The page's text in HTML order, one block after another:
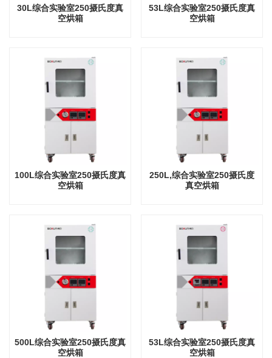
30L综合实验室250摄氏度真
空烘箱
53L综合实验室250摄氏度真
空烘箱
100L综合实验室250摄氏度真
空烘箱
250L,综合实验室250摄氏度
真空烘箱
500L综合实验室250摄氏度真
空烘箱
53L综合实验室250摄氏度真
空烘箱